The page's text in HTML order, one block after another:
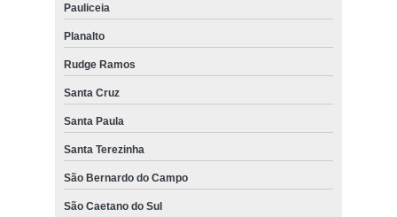
Pauliceia
Planalto
Rudge Ramos
Santa Cruz
Santa Paula
Santa Terezinha
São Bernardo do Campo
São Caetano do Sul